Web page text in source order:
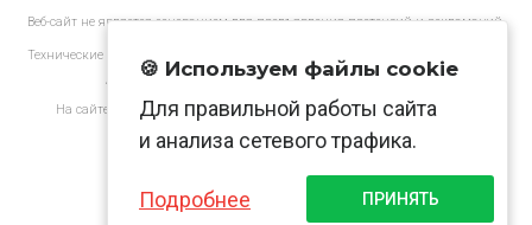
Веб-сайт не является основанием для предъявления претензий и рекламаций,
Технические характеристики товаров могут отличаться от указанных на сайте.
АО «Нормарк» ИНН 7728172512 ОГРН 1037739603505
На сайте применяютсярекомендательные технологиив соответствии
🍪 Используем файлы cookie
Для правильной работы сайта
и анализа сетевого трафика.
Подробнее ПРИНЯТЬ